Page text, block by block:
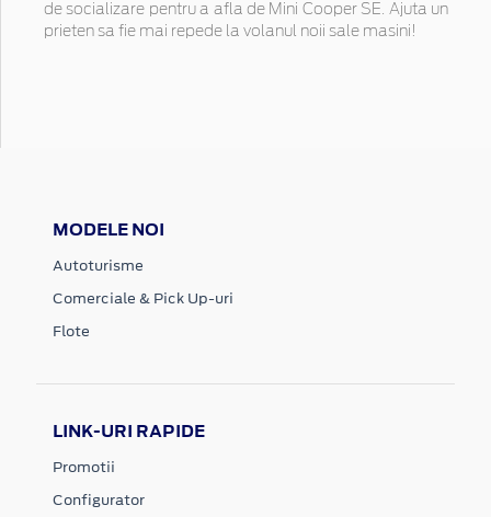
de socializare pentru a afla de Mini Cooper SE. Ajuta un
prieten sa fie mai repede la volanul noii sale masini!
MODELE NOI
Autoturisme
Comerciale & Pick Up-uri
Flote
LINK-URI RAPIDE
Promotii
Configurator